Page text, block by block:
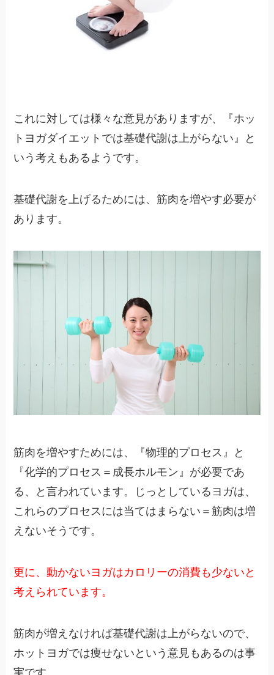
これに対しては様々な意見がありますが、『ホッ
トヨガダイエットでは基礎代謝は上がらない』と
いう考えもあるようです。
基礎代謝を上げるためには、筋肉を増やす必要が
あります。
筋肉を増やすためには、『物理的プロセス』と
『化学的プロセス＝成長ホルモン』が必要であ
る、と言われています。じっとしているヨガは、
これらのプロセスには当てはまらない＝筋肉は増
えないそうです。
更に、動かないヨガはカロリーの消費も少ないと
考えられています。
筋肉が増えなければ基礎代謝は上がらないので、
ホットヨガでは痩せないという意見もあるのは事